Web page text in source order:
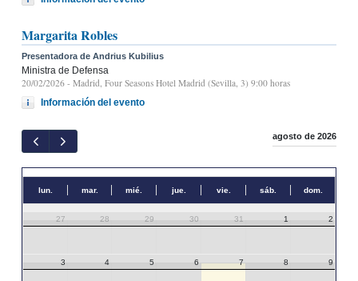
Margarita Robles
Presentadora de Andrius Kubilius
Ministra de Defensa
20/02/2026 - Madrid, Four Seasons Hotel Madrid (Sevilla, 3) 9:00 horas
Información del evento
agosto de 2026
lun. mar. mié. jue. vie. sáb. dom.
27 28 29 30 31 1 2
3 4 5 6 7 8 9